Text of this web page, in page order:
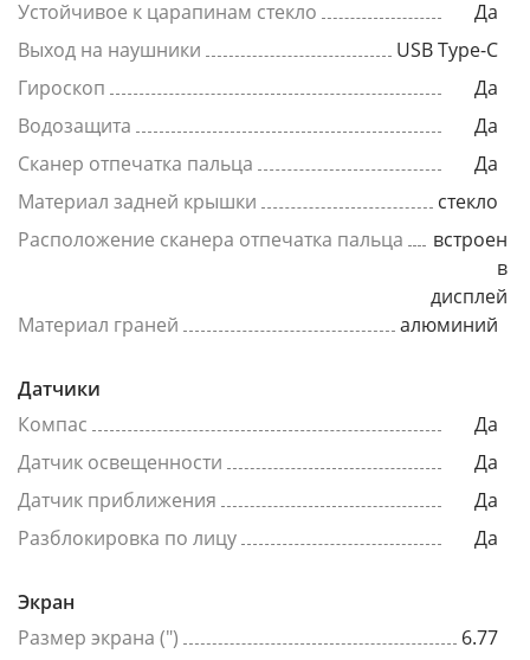
Устойчивое к царапинам стекло
Да
Выход на наушники
USB Type-C
Гироскоп
Да
Водозащита
Да
Сканер отпечатка пальца
Да
Материал задней крышки
стекло
Расположение сканера отпечатка пальца
встроен
в
дисплей
Материал граней
алюминий
Датчики
Компас
Да
Датчик освещенности
Да
Датчик приближения
Да
Разблокировка по лицу
Да
Экран
Размер экрана (")
6.77